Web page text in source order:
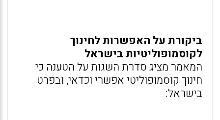
ביקורת על האפשרות לחינוך
לקוסמופוליטיות בישראל
המאמר מציג סדרת השגות על הטענה כי
חינוך קוסמופוליטי אפשרי וכדאי, ובפרט
בישראל: